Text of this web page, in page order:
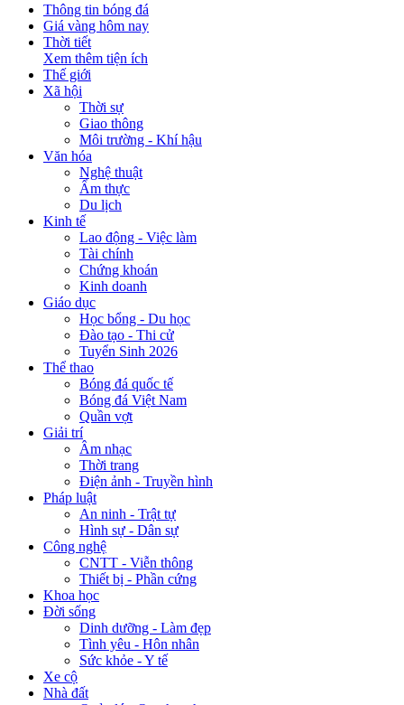
Thông tin bóng đá
Giá vàng hôm nay
Thời tiết
Xem thêm tiện ích
Thế giới
Xã hội
Thời sự
Giao thông
Môi trường - Khí hậu
Văn hóa
Nghệ thuật
Ẩm thực
Du lịch
Kinh tế
Lao động - Việc làm
Tài chính
Chứng khoán
Kinh doanh
Giáo dục
Học bổng - Du học
Đào tạo - Thi cử
Tuyển Sinh 2026
Thể thao
Bóng đá quốc tế
Bóng đá Việt Nam
Quần vợt
Giải trí
Âm nhạc
Thời trang
Điện ảnh - Truyền hình
Pháp luật
An ninh - Trật tự
Hình sự - Dân sự
Công nghệ
CNTT - Viễn thông
Thiết bị - Phần cứng
Khoa học
Đời sống
Dinh dưỡng - Làm đẹp
Tình yêu - Hôn nhân
Sức khỏe - Y tế
Xe cộ
Nhà đất